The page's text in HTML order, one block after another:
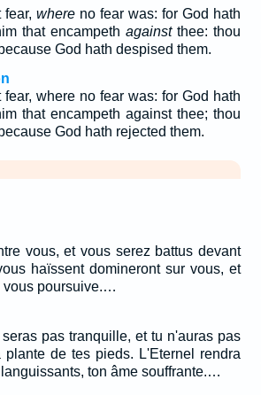
whereno fear was: for God hath
that encampeth againstthee: thou
God hath despised them.
where no fear was: for God hath
that encampeth against thee; thou
God hath rejected them.
vous, et vous serez battus devant
haïssent domineront sur vous, et
vous poursuive.…
pas tranquille, et tu n'auras pas
de tes pieds. L'Eternel rendra
ton âme souffrante.…